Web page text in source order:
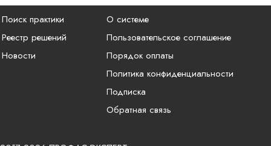
Поиск практики
Реестр решений
Новости
О системе
Пользовательское соглашение
Порядок оплаты
Политика конфиденциальности
Подписка
Обратная связь